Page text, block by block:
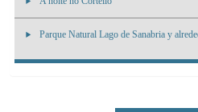
Parque Natural Lago de Sanabria y